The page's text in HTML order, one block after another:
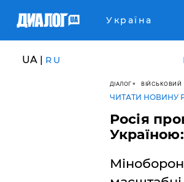
Україна
UA | RU
ДІАЛОГ ВІЙСЬКОВИЙ
ЧИТАТИ НОВИНУ
Росія